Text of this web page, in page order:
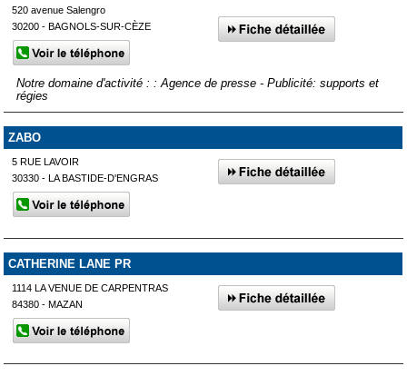
520 avenue Salengro
30200 - BAGNOLS-SUR-CÈZE
Notre domaine d'activité : : Agence de presse - Publicité: supports et
régies
ZABO
5 RUE LAVOIR
30330 - LA BASTIDE-D'ENGRAS
CATHERINE LANE PR
1114 LA VENUE DE CARPENTRAS
84380 - MAZAN